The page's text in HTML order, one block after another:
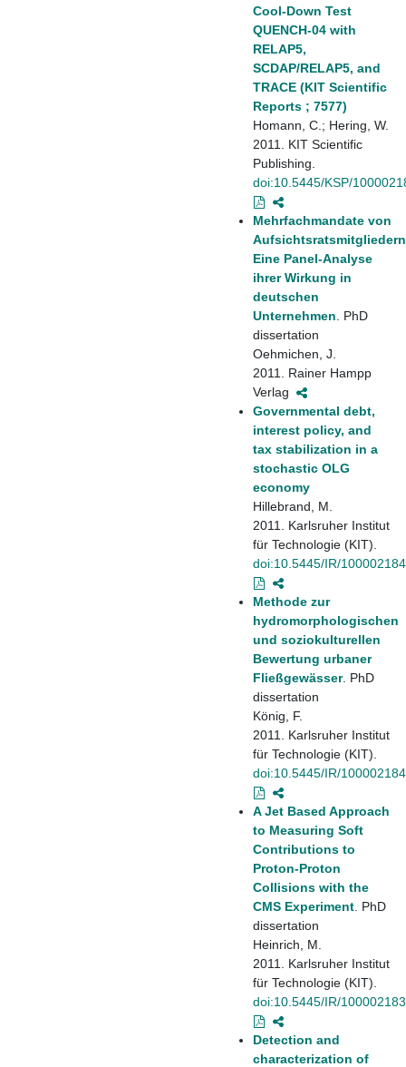
Cool-Down Test
QUENCH-04 with
RELAP5,
SCDAP/RELAP5, and
TRACE (KIT Scientific
Reports ; 7577)
Homann, C.; Hering, W.
2011. KIT Scientific
Publishing.
doi:10.5445/KSP/
Mehrfachmandate von
Eine Panel-Analyse
ihrer Wirkung in
deutschen
Unternehmen . PhD
dissertation
Oehmichen, J.
2011. Rainer Hampp
Verlag
Governmental debt,
interest policy, and
tax stabilization in a
stochastic OLG
economy
Hillebrand, M.
2011. Karlsruher Institut
für Technologie (KIT).
doi:10.5445/IR/
Methode zur
hydromorphologischen
und soziokulturellen
Bewertung urbaner
Fließgewässer. PhD
dissertation
König, F.
2011. Karlsruher Institut
für Technologie (KIT).
doi:10.5445/IR/
A Jet Based Approach
to Measuring Soft
Contributions to
Proton-Proton
Collisions with the
CMS Experiment . PhD
dissertation
Heinrich, M.
2011. Karlsruher Institut
für Technologie (KIT).
doi:10.5445/IR/
Detection and
characterization of